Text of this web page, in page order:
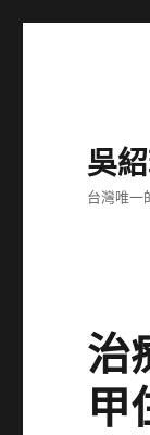
吳
台灣唯一
治
甲